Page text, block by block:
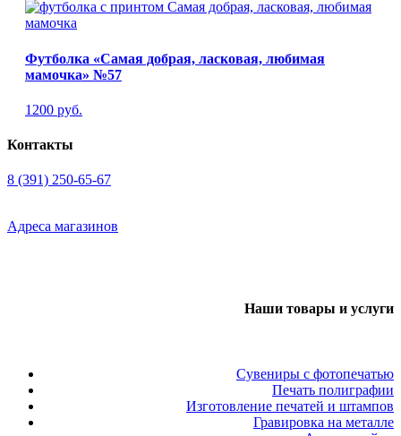
Футболка «Самая добрая, ласковая, любимая
мамочка» №57
1200 руб.
Контакты
8 (391) 250-65-67
Адреса магазинов
Наши товары и услуги
Сувениры с фотопечатью
Печать полиграфии
Изготовление печатей и штампов
Гравировка на металле